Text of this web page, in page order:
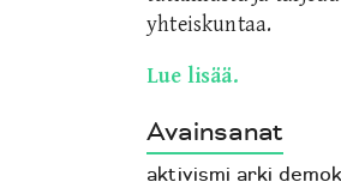
yhteiskuntaa.
Lue lisää.
Avainsanat
aktivismi arki